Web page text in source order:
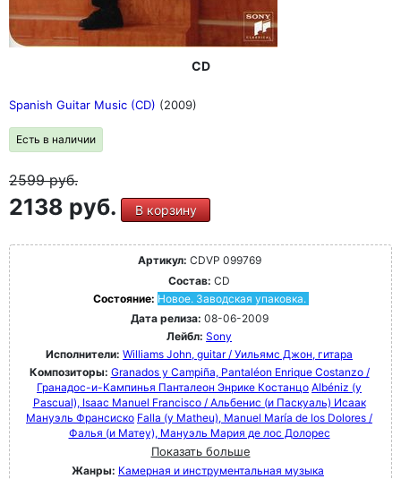
CD
Spanish Guitar Music (CD) (2009)
Есть в наличии
2599руб.
2138 руб. В корзину
Артикул: CDVP 099769
Состав: CD
Состояние: Новое. Заводская упаковка.
Дата релиза: 08-06-2009
Лейбл: Sony
Исполнители: Williams John, guitar / Уильямс Джон, гитара
Композиторы: Granados y Campiña, Pantaléon Enrique Costanzo /
Гранадос-и-Кампинья Панталеон Энрике Костанцо Albéniz (y
Pascual), Isaac Manuel Francisco / Альбенис (и Паскуаль) Исаак
Мануэль Франсиско Falla (y Matheu), Manuel María de los Dolores /
Фалья (и Матеу), Мануэль Мария де лос Долорес
Показать больше
Жанры: Камерная и инструментальная музыка